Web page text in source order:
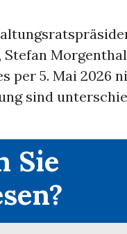
Stefan
per 5. Mai 2026
sind
Sie